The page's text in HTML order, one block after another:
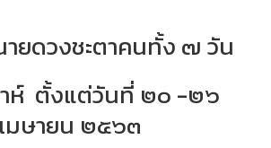
ายดวงชะตาคนทั้ง ๗ วัน
ห์ ตั้งแต่วันที่ ๒๐ -๒๖
เมษายน ๒๕๖๓